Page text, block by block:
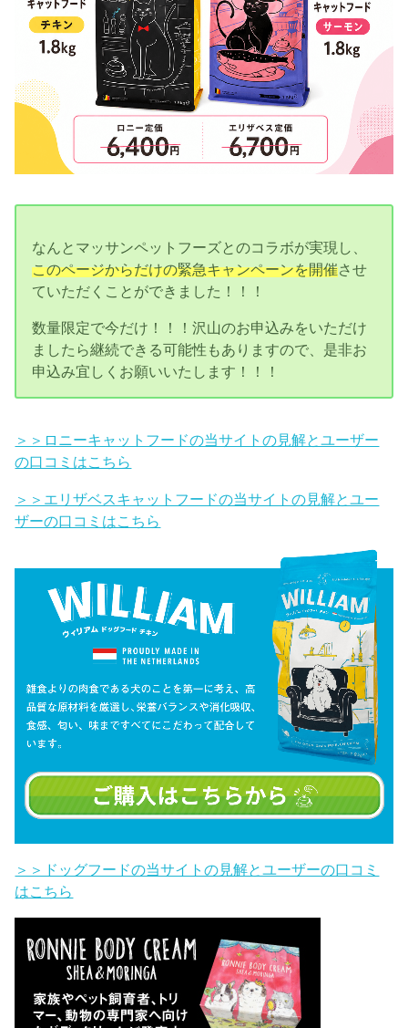
なんとマッサンペットフーズとのコラボが実現し、
このページからだけの緊急キャンペーンを開催させ
ていただくことができました！！！
数量限定で今だけ！！！沢山のお申込みをいただけ
ましたら継続できる可能性もありますので、是非お
申込み宜しくお願いいたします！！！
＞＞ロニーキャットフードの当サイトの見解とユーザー
の口コミはこちら
＞＞エリザベスキャットフードの当サイトの見解とユー
ザーの口コミはこちら
＞＞ドッグフードの当サイトの見解とユーザーの口コミ
はこちら